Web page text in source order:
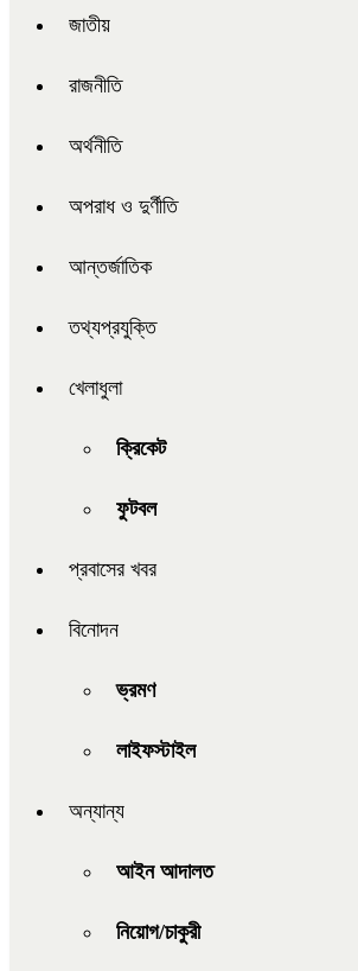
জাতীয়
রাজনীতি
অর্থনীতি
অপরাধ ও দুর্ণীতি
আন্তর্জাতিক
তথ্যপ্রযুক্তি
খেলাধুলা
ক্রিকেট
ফুটবল
প্রবাসের খবর
বিনোদন
ভ্রমণ
লাইফস্টাইল
অন্যান্য
আইন আদালত
নিয়োগ/চাকুরী